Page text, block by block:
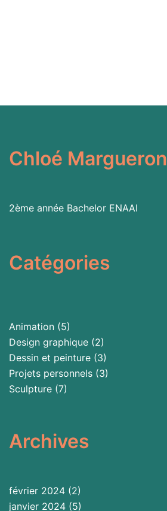
Chloé Margueron
2ème année Bachelor ENAAI
Catégories
Animation (5)
Design graphique (2)
Dessin et peinture (3)
Projets personnels (3)
Sculpture (7)
Archives
février 2024 (2)
janvier 2024 (5)